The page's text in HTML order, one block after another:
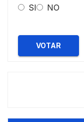
SI NO
VOTAR